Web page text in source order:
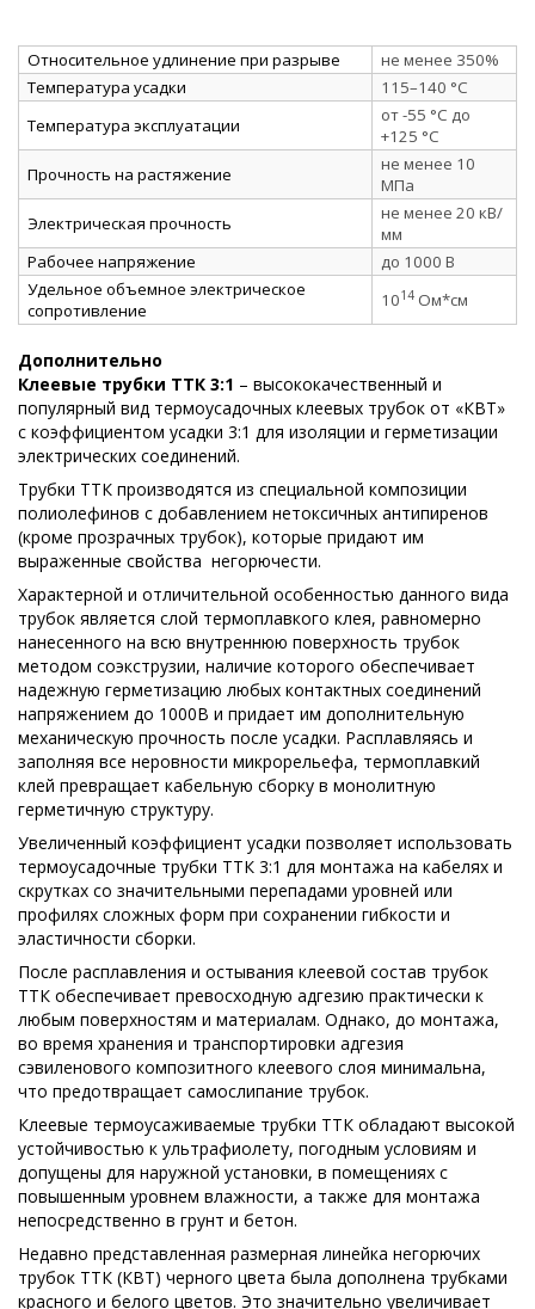
Относительное удлинение при разрыве
не менее 350%
Температура усадки
115–140 °C
Температура эксплуатации
от -55 °C до
+125 °C
Прочность на растяжение
не менее 10
МПа
Электрическая прочность
не менее 20 кВ/
мм
Рабочее напряжение
до 1000 В
Удельное объемное электрическое
сопротивление
1014 Ом*см
Дополнительно
Клеевые трубки ТТК 3:1 – высококачественный и
популярный вид термоусадочных клеевых трубок от «КВТ»
с коэффициентом усадки 3:1 для изоляции и герметизации
электрических соединений.
Трубки ТТК производятся из специальной композиции
полиолефинов с добавлением нетоксичных антипиренов
(кроме прозрачных трубок), которые придают им
выраженные свойства негорючести.
Характерной и отличительной особенностью данного вида
трубок является слой термоплавкого клея, равномерно
нанесенного на всю внутреннюю поверхность трубок
методом соэкструзии, наличие которого обеспечивает
надежную герметизацию любых контактных соединений
напряжением до 1000В и придает им дополнительную
механическую прочность после усадки. Расплавляясь и
заполняя все неровности микрорельефа, термоплавкий
клей превращает кабельную сборку в монолитную
герметичную структуру.
Увеличенный коэффициент усадки позволяет использовать
термоусадочные трубки ТТК 3:1 для монтажа на кабелях и
скрутках со значительными перепадами уровней или
профилях сложных форм при сохранении гибкости и
эластичности сборки.
После расплавления и остывания клеевой состав трубок
ТТК обеспечивает превосходную адгезию практически к
любым поверхностям и материалам. Однако, до монтажа,
во время хранения и транспортировки адгезия
сэвиленового композитного клеевого слоя минимальна,
что предотвращает самослипание трубок.
Клеевые термоусаживаемые трубки ТТК обладают высокой
устойчивостью к ультрафиолету, погодным условиям и
допущены для наружной установки, в помещениях с
повышенным уровнем влажности, а также для монтажа
непосредственно в грунт и бетон.
Недавно представленная размерная линейка негорючих
трубок ТТК (КВТ) черного цвета была дополнена трубками
красного и белого цветов. Это значительно увеличивает